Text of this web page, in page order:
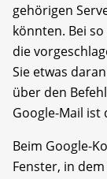
gehörigen
könnten. Bei
die
Sie etwas
über den Befehl
Google-Mail
Beim Google-
Fenster, in